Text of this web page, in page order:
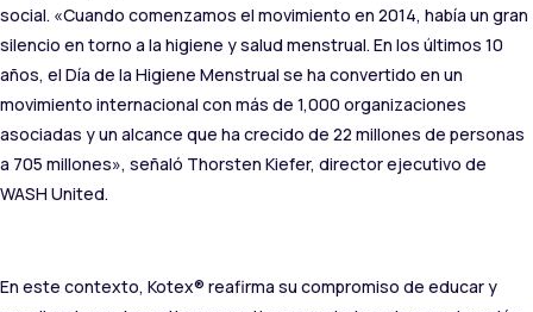
social. «Cuando comenzamos el movimiento en 2014, había un gran
silencio en torno a la higiene y salud menstrual. En los últimos 10
años, el Día de la Higiene Menstrual se ha convertido en un
movimiento internacional con más de 1,000 organizaciones
asociadas y un alcance que ha crecido de 22 millones de personas
a 705 millones», señaló Thorsten Kiefer, director ejecutivo de
WASH United.
En este contexto, Kotex® reafirma su compromiso de educar y